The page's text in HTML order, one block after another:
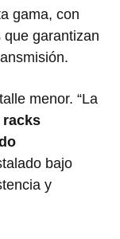
gama, con
garantizan
menor. “La
racks
bajo
y